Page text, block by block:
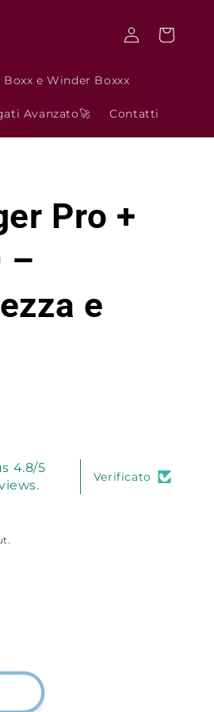
Boxx e Winder Boxxx
Avanzato🚀 Contatti
Accedi Carrello
Pro +
–
e
4.8/5
Verificato